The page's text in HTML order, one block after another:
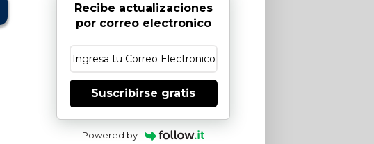
Recibe actualizaciones
por correo electronico
Suscribirse gratis
Powered by